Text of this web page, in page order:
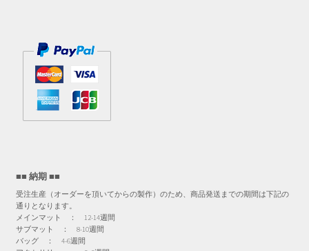
■■ 納期 ■■
受注生産（オーダーを頂いてからの製作）のため、商品発送までの期間は下記の
通りとなります。
メインマット ： 12-14週間
サブマット ： 8-10週間
バッグ ： 4-6週間